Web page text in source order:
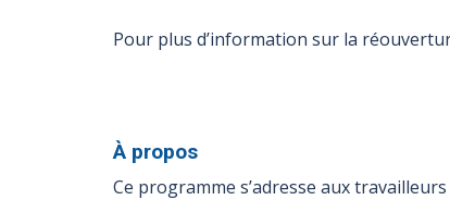
Pour plus d’information sur la
À propos
Ce programme s’adresse aux travailleurs